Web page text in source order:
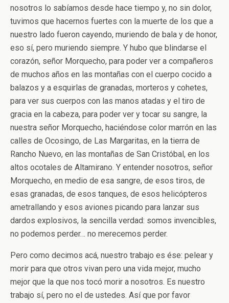
nosotros lo sabíamos desde hace tiempo y, no sin dolor,
tuvimos que hacernos fuertes con la muerte de los que a
nuestro lado fueron cayendo, muriendo de bala y de honor,
eso sí, pero muriendo siempre. Y hubo que blindarse el
corazón, señor Morquecho, para poder ver a compañeros
de muchos años en las montañas con el cuerpo cocido a
balazos y a esquirlas de granadas, morteros y cohetes,
para ver sus cuerpos con las manos atadas y el tiro de
gracia en la cabeza, para poder ver y tocar su sangre, la
nuestra señor Morquecho, haciéndose color marrón en las
calles de Ocosingo, de Las Margaritas, en la tierra de
Rancho Nuevo, en las montañas de San Cristóbal, en los
altos ocotales de Altamirano. Y entender nosotros, señor
Morquecho, en medio de esa sangre, de esos tiros, de
esas granadas, de esos tanques, de esos helicópteros
ametrallando y esos aviones picando para lanzar sus
dardos explosivos, la sencilla verdad: somos invencibles,
no podemos perder… no merecemos perder.
Pero como decimos acá, nuestro trabajo es ése: pelear y
morir para que otros vivan pero una vida mejor, mucho
mejor que la que nos tocó morir a nosotros. Es nuestro
trabajo sí, pero no el de ustedes. Así que por favor